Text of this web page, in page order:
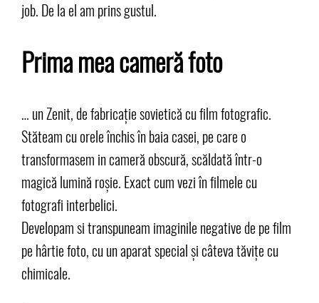
job. De la el am prins gustul.
Prima mea cameră foto
… un Zenit, de fabricație sovietică cu film fotografic.
Stăteam cu orele închis în baia casei, pe care o
transformasem in cameră obscură, scăldată într-o
magică lumină roșie. Exact cum vezi în filmele cu
fotografi interbelici.
Developam si transpuneam imaginile negative de pe film
pe hârtie foto, cu un aparat special și câteva tăvițe cu
chimicale.